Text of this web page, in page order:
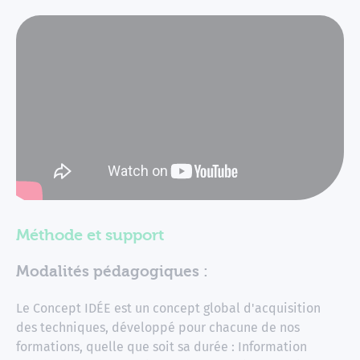
Méthode et support
Modalités pédagogiques :
Le Concept IDÉE est un concept global d'acquisition
des techniques, développé pour chacune de nos
formations, quelle que soit sa durée : Information